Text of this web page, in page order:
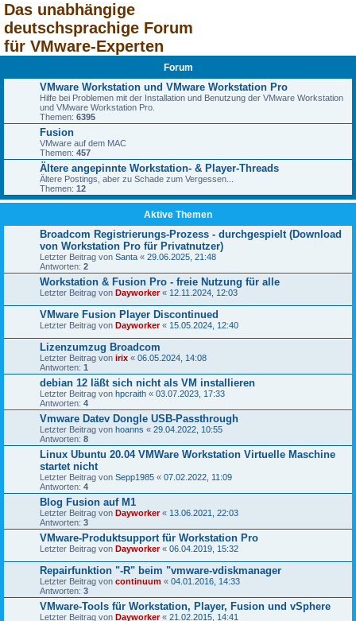
Das unabhängige
deutschsprachige Forum
für VMware-Experten
Forum
VMware Workstation und VMware Workstation Pro
Hilfe bei Problemen mit der Installation und Benutzung der VMware Workstation
und VMware Workstation Pro.
Themen: 6395
Fusion
VMware auf dem MAC
Themen: 457
Ältere angepinnte Workstation- & Player-Threads
Ältere Postings, aber zu Schade zum Vergessen...
Themen: 12
Aktive Themen
Broadcom Registrierungs-Prozess - durchgespielt (Download
von Workstation Pro für Privatnutzer)
Letzter Beitrag von Santa « 29.06.2025, 21:48
Antworten: 2
Workstation & Fusion Pro - freie Nutzung für alle
Letzter Beitrag von Dayworker« 12.11.2024, 12:03
VMware Fusion Player Discontinued
Letzter Beitrag von Dayworker« 15.05.2024, 12:40
Lizenzumzug Broadcom
Letzter Beitrag von irix « 06.05.2024, 14:08
Antworten: 1
debian 12 läßt sich nicht als VM installieren
Letzter Beitrag von hpcraith « 03.07.2023, 17:33
Antworten: 4
Vmware Datev Dongle USB-Passthrough
Letzter Beitrag von hoanns « 29.04.2022, 10:55
Antworten: 8
Linux Ubuntu 20.04 VMWare Workstation Virtuelle Maschine
startet nicht
Letzter Beitrag von Sepp1985 « 07.02.2022, 11:09
Antworten: 4
Blog Fusion auf M1
Letzter Beitrag von Dayworker« 13.06.2021, 22:03
Antworten: 3
VMware-Produktsupport für Workstation Pro
Letzter Beitrag von Dayworker« 06.04.2019, 15:32
Repairfunktion "-R" beim "vmware-vdiskmanager
Letzter Beitrag von continuum « 04.01.2016, 14:33
Antworten: 3
VMware-Tools für Workstation, Player, Fusion und vSphere
Letzter Beitrag von Dayworker« 21.02.2015, 14:41